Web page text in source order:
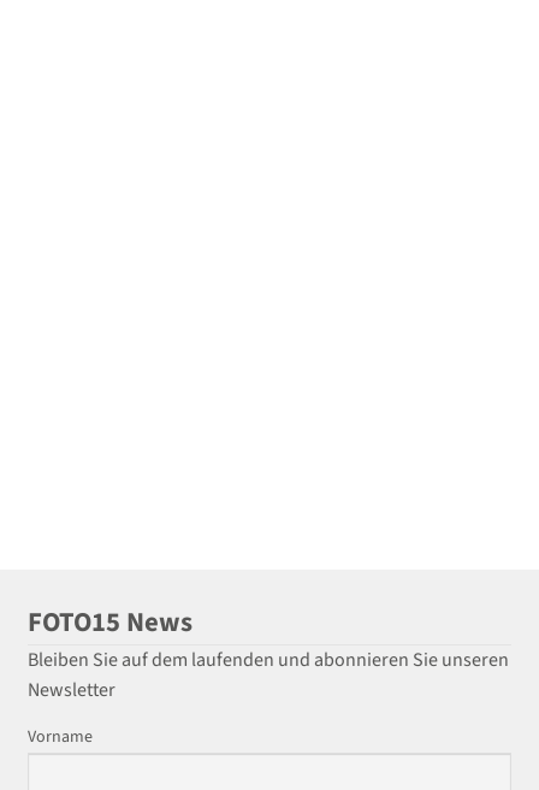
FOTO15 News
Bleiben Sie auf dem laufenden und abonnieren Sie unseren
Newsletter
Vorname